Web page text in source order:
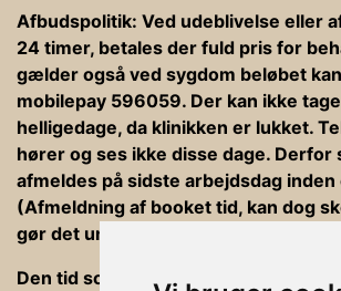
Afbudspolitik: Ved udeblivelse eller
24 timer, betales der fuld pris for
gælder også ved sygdom beløbet
mobilepay 596059. Der kan ikke
helligedage, da klinikken er lukket.
hører og ses ikke disse dage. Derfor
afmeldes på sidste arbejdsdag inden
(Afmeldning af booket tid, kan dog
gør det under din bookning).
Den tid som er afsat til behandlinger